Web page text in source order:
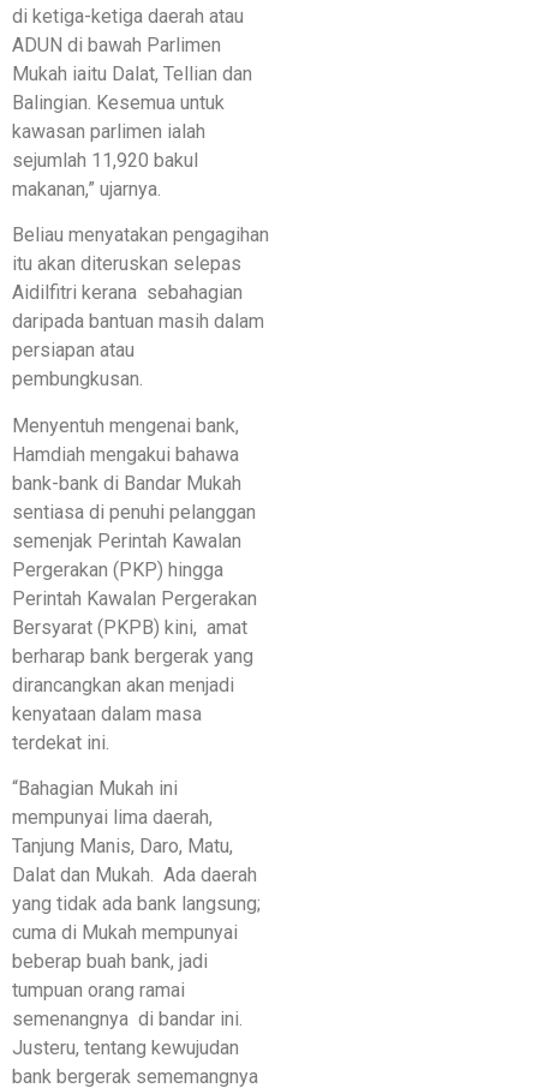
di ketiga-ketiga daerah atau
ADUN di bawah Parlimen
Mukah iaitu Dalat, Tellian dan
Balingian. Kesemua untuk
kawasan parlimen ialah
sejumlah 11,920 bakul
makanan,” ujarnya.
Beliau menyatakan pengagihan
itu akan diteruskan selepas
Aidilfitri kerana sebahagian
daripada bantuan masih dalam
persiapan atau
pembungkusan.
Menyentuh mengenai bank,
Hamdiah mengakui bahawa
bank-bank di Bandar Mukah
sentiasa di penuhi pelanggan
semenjak Perintah Kawalan
Pergerakan (PKP) hingga
Perintah Kawalan Pergerakan
Bersyarat (PKPB) kini, amat
berharap bank bergerak yang
dirancangkan akan menjadi
kenyataan dalam masa
terdekat ini.
“Bahagian Mukah ini
mempunyai lima daerah,
Tanjung Manis, Daro, Matu,
Dalat dan Mukah. Ada daerah
yang tidak ada bank langsung;
cuma di Mukah mempunyai
beberap buah bank, jadi
tumpuan orang ramai
semenangnya di bandar ini.
Justeru, tentang kewujudan
bank bergerak sememangnya